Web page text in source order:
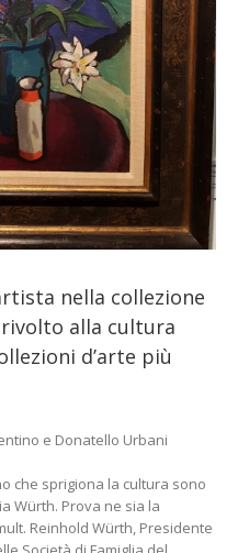
nella collezione
alla cultura
d’arte più
e Donatello Urbani
che sprigiona la cultura sono
Würth. Prova ne sia la
Reinhold Würth, Presidente